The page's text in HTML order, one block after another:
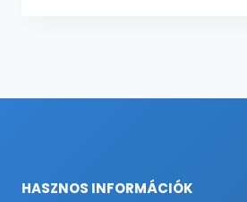
HASZNOS INFORMÁCIÓK